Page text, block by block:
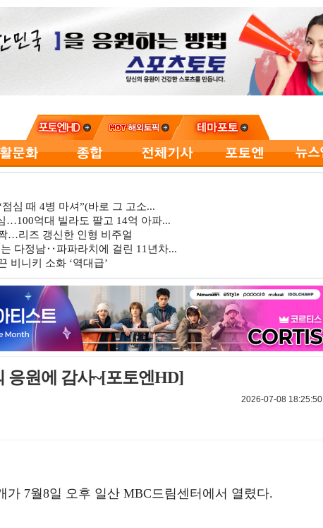
심 때 4병 마셔”(바로 그 고소...
…100억대 빌라도 팔고 14억 아파...
…리즈 갱신한 인형 비주얼
다정남‥파파라치에 걸린 11년차...
비니키 소화 ‘역대급’
응원에 감사~[포토엔HD]
2026-07-08 18:25:50
7월8일 오후 일산 MBC드림센터에서 열렸다.